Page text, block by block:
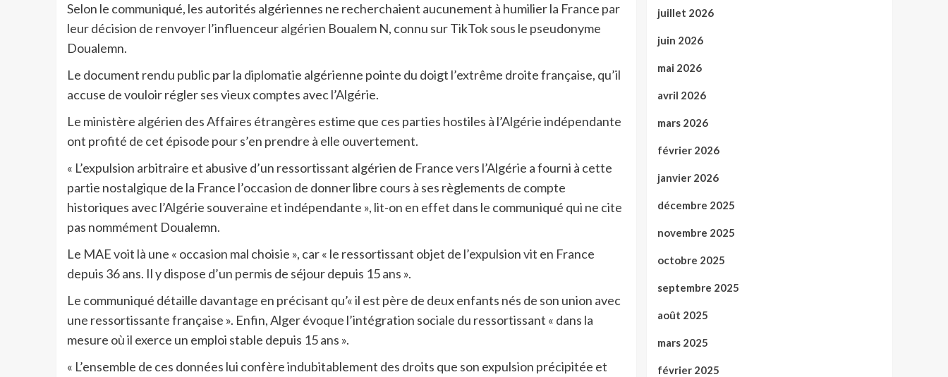
Selon le communiqué, les autorités algériennes ne recherchaient aucunement à humilier la France par
leur décision de renvoyer l’influenceur algérien Boualem N, connu sur TikTok sous le pseudonyme
Doualemn.
Le document rendu public par la diplomatie algérienne pointe du doigt l’extrême droite française, qu’il
accuse de vouloir régler ses vieux comptes avec l’Algérie.
Le ministère algérien des Affaires étrangères estime que ces parties hostiles à l’Algérie indépendante
ont profité de cet épisode pour s’en prendre à elle ouvertement.
« L’expulsion arbitraire et abusive d’un ressortissant algérien de France vers l’Algérie a fourni à cette
partie nostalgique de la France l’occasion de donner libre cours à ses règlements de compte
historiques avec l’Algérie souveraine et indépendante », lit-on en effet dans le communiqué qui ne cite
pas nommément Doualemn.
Le MAE voit là une « occasion mal choisie », car « le ressortissant objet de l’expulsion vit en France
depuis 36 ans. Il y dispose d’un permis de séjour depuis 15 ans ».
Le communiqué détaille davantage en précisant qu’« il est père de deux enfants nés de son union avec
une ressortissante française ». Enfin, Alger évoque l’intégration sociale du ressortissant « dans la
mesure où il exerce un emploi stable depuis 15 ans ».
« L’ensemble de ces données lui confère indubitablement des droits que son expulsion précipitée et
juillet 2026
juin 2026
mai 2026
avril 2026
mars 2026
février 2026
janvier 2026
décembre 2025
novembre 2025
octobre 2025
septembre 2025
août 2025
mars 2025
février 2025